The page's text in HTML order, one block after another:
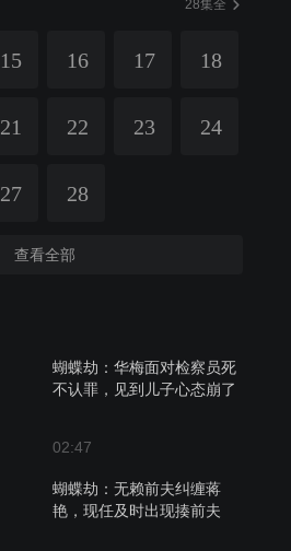
28集全
15 16 17 18
21 22 23 24
27 28
查看全部
蝴蝶劫：华梅面对检察员死
不认罪，见到儿子心态崩了
02:47
蝴蝶劫：无赖前夫纠缠蒋
艳，现任及时出现揍前夫